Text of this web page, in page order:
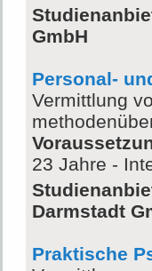
GmbH
Personal-
Vermittlung
23 Jahre -
Darmstadt
Praktische